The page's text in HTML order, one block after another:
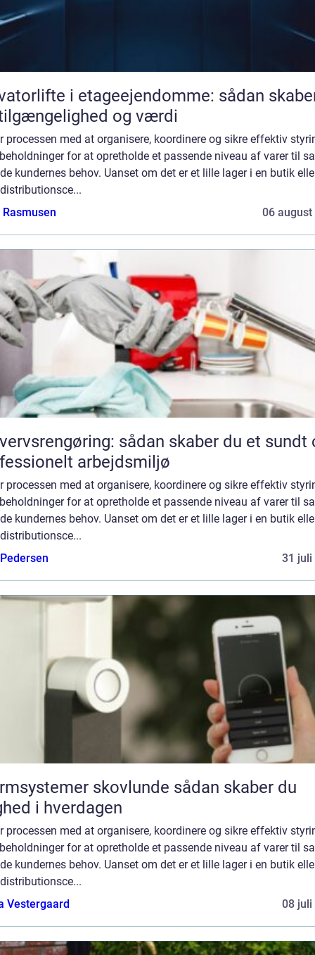
i etageejendomme: sådan
og værdi
processen med at organisere, koordinere og sikre effektiv
for at opretholde et passende niveau af varer til
kundernes behov. Uanset om det er et lille lager i en butik
06 august
sådan skaber du et sundt
arbejdsmiljø
processen med at organisere, koordinere og sikre effektiv
for at opretholde et passende niveau af varer til
kundernes behov. Uanset om det er et lille lager i en butik
31 juli
skovlunde sådan skaber du
i hverdagen
processen med at organisere, koordinere og sikre effektiv
for at opretholde et passende niveau af varer til
kundernes behov. Uanset om det er et lille lager i en butik
Vestergaard
08 juli